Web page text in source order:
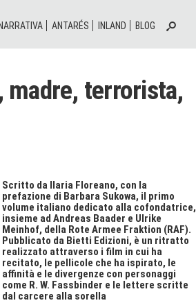
NARRATIVA ANTARÉS INLAND BLOG
madre, terrorista,
Scritto da Ilaria Floreano, con la
prefazione di Barbara Sukowa, il primo
volume italiano dedicato alla cofondatrice,
insieme ad Andreas Baader e Ulrike
Meinhof, della Rote Armee Fraktion (RAF).
Pubblicato da Bietti Edizioni, è un ritratto
realizzato attraverso i film in cui ha
recitato, le pellicole che ha ispirato, le
affinità e le divergenze con personaggi
come R. W. Fassbinder e le lettere scritte
dal carcere alla sorella